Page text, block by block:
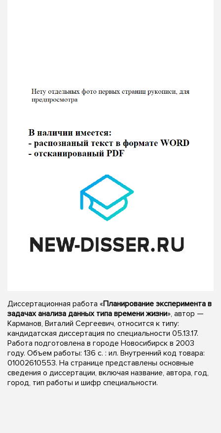
Диссертационная работа «Планирование эксперимента в
задачах анализа данных типа времени жизни», автор —
Карманов, Виталий Сергеевич, относится к типу:
кандидатская диссертация по специальности 05.13.17.
Работа подготовлена в городе Новосибирск в 2003
году. Объем работы: 136 с. : ил. Внутренний код товара:
01002610553. На странице представлены основные
сведения о диссертации, включая название, автора, год,
город, тип работы и шифр специальности.